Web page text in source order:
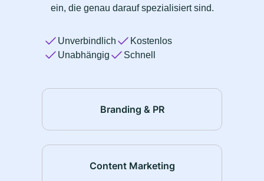
ein, die genau darauf spezialisiert sind.
Unverbindlich
Kostenlos
Unabhängig
Schnell
Branding & PR
Content Marketing